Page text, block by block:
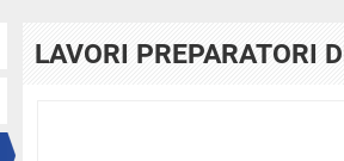
LAVORI PREPARATORI